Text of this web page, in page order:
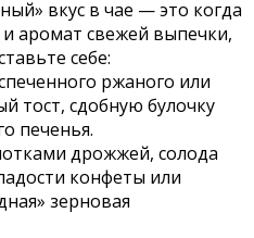
вкус в чае — это когда
аромат свежей выпечки,
себе:
ржаного или
тост, сдобную булочку
печенья.
дрожжей, солода
конфеты или
зерновая